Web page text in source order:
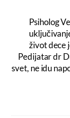
Psiholog
život dece
Pedijatar dr
svet, ne idu